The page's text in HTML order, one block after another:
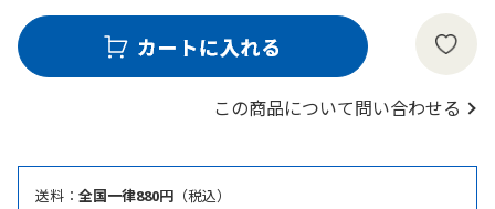
この商品について問い合わせる
送料： 全国一律880円 （税込）